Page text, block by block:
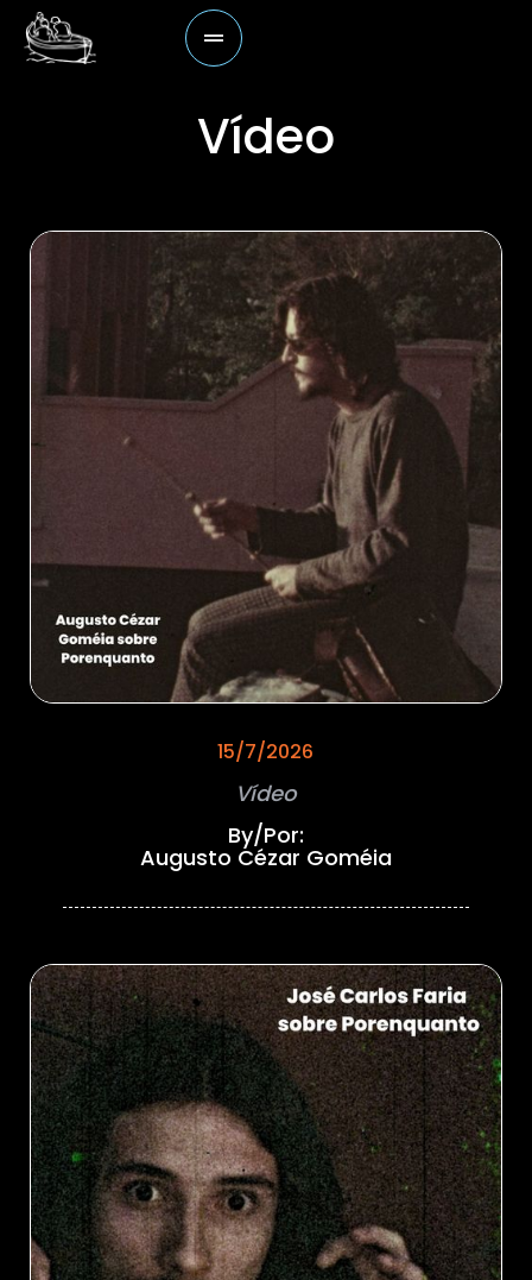
Vídeo
15/7/2026
Vídeo
By/Por:
Augusto Cézar Goméia